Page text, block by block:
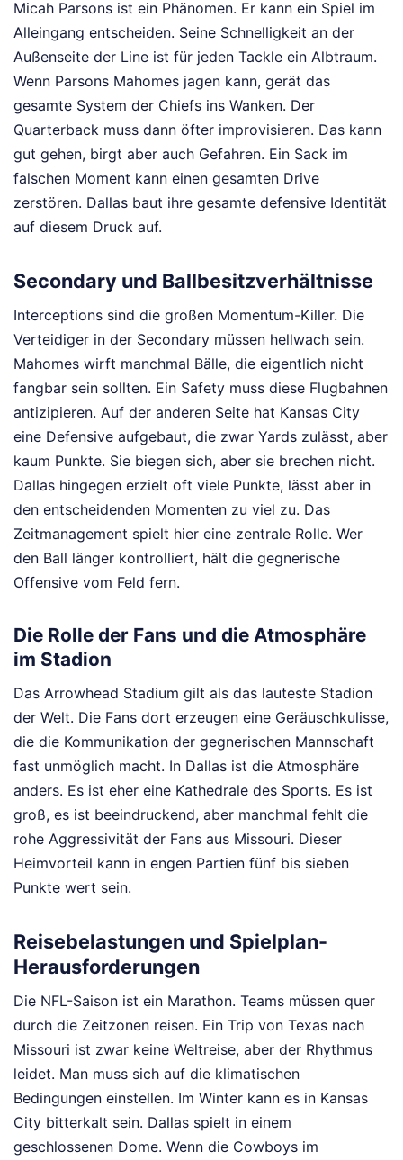
Micah Parsons ist ein Phänomen. Er kann ein Spiel im
Alleingang entscheiden. Seine Schnelligkeit an der
Außenseite der Line ist für jeden Tackle ein Albtraum.
Wenn Parsons Mahomes jagen kann, gerät das
gesamte System der Chiefs ins Wanken. Der
Quarterback muss dann öfter improvisieren. Das kann
gut gehen, birgt aber auch Gefahren. Ein Sack im
falschen Moment kann einen gesamten Drive
zerstören. Dallas baut ihre gesamte defensive Identität
auf diesem Druck auf.
Secondary und Ballbesitzverhältnisse
Interceptions sind die großen Momentum-Killer. Die
Verteidiger in der Secondary müssen hellwach sein.
Mahomes wirft manchmal Bälle, die eigentlich nicht
fangbar sein sollten. Ein Safety muss diese Flugbahnen
antizipieren. Auf der anderen Seite hat Kansas City
eine Defensive aufgebaut, die zwar Yards zulässt, aber
kaum Punkte. Sie biegen sich, aber sie brechen nicht.
Dallas hingegen erzielt oft viele Punkte, lässt aber in
den entscheidenden Momenten zu viel zu. Das
Zeitmanagement spielt hier eine zentrale Rolle. Wer
den Ball länger kontrolliert, hält die gegnerische
Offensive vom Feld fern.
Die Rolle der Fans und die Atmosphäre
im Stadion
Das Arrowhead Stadium gilt als das lauteste Stadion
der Welt. Die Fans dort erzeugen eine Geräuschkulisse,
die die Kommunikation der gegnerischen Mannschaft
fast unmöglich macht. In Dallas ist die Atmosphäre
anders. Es ist eher eine Kathedrale des Sports. Es ist
groß, es ist beeindruckend, aber manchmal fehlt die
rohe Aggressivität der Fans aus Missouri. Dieser
Heimvorteil kann in engen Partien fünf bis sieben
Punkte wert sein.
Reisebelastungen und Spielplan-
Herausforderungen
Die NFL-Saison ist ein Marathon. Teams müssen quer
durch die Zeitzonen reisen. Ein Trip von Texas nach
Missouri ist zwar keine Weltreise, aber der Rhythmus
leidet. Man muss sich auf die klimatischen
Bedingungen einstellen. Im Winter kann es in Kansas
City bitterkalt sein. Dallas spielt in einem
geschlossenen Dome. Wenn die Cowboys im